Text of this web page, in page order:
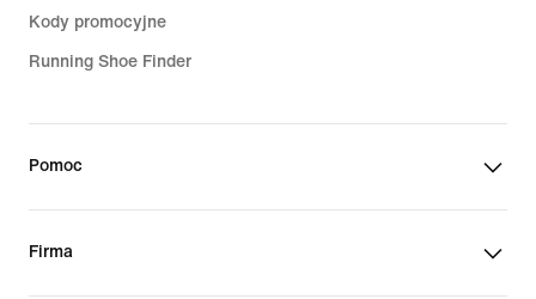
Kody promocyjne
Running Shoe Finder
Pomoc
Firma